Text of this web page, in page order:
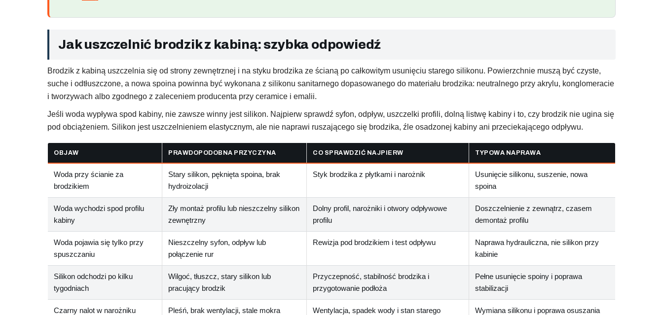
Jak uszczelnić brodzik z kabiną: szybka odpowiedź
Brodzik z kabiną uszczelnia się od strony zewnętrznej i na styku brodzika ze ścianą po całkowitym usunięciu starego silikonu. Powierzchnie muszą być czyste,
suche i odtłuszczone, a nowa spoina powinna być wykonana z silikonu sanitarnego dopasowanego do materiału brodzika: neutralnego przy akrylu, konglomeracie
i tworzywach albo zgodnego z zaleceniem producenta przy ceramice i emalii.
Jeśli woda wypływa spod kabiny, nie zawsze winny jest silikon. Najpierw sprawdź syfon, odpływ, uszczelki profili, dolną listwę kabiny i to, czy brodzik nie ugina się
pod obciążeniem. Silikon jest uszczelnieniem elastycznym, ale nie naprawi ruszającego się brodzika, źle osadzonej kabiny ani przeciekającego odpływu.
OBJAW PRAWDOPODOBNA PRZYCZYNA CO SPRAWDZIĆ NAJPIERW TYPOWA NAPRAWA
Woda przy ścianie za
brodzikiem
Stary silikon, pęknięta spoina, brak
hydroizolacji
Styk brodzika z płytkami i narożnik
Usunięcie silikonu, suszenie, nowa
spoina
Woda wychodzi spod profilu
kabiny
Zły montaż profilu lub nieszczelny silikon
zewnętrzny
Dolny profil, narożniki i otwory odpływowe
profilu
Doszczelnienie z zewnątrz, czasem
demontaż profilu
Woda pojawia się tylko przy
spuszczaniu
Nieszczelny syfon, odpływ lub
połączenie rur
Rewizja pod brodzikiem i test odpływu
Naprawa hydrauliczna, nie silikon przy
kabinie
Silikon odchodzi po kilku
tygodniach
Wilgoć, tłuszcz, stary silikon lub
pracujący brodzik
Przyczepność, stabilność brodzika i
przygotowanie podłoża
Pełne usunięcie spoiny i poprawa
stabilizacji
Czarny nalot w narożniku
Pleśń, brak wentylacji, stale mokra
Wentylacja, spadek wody i stan starego
Wymiana silikonu i poprawa osuszania